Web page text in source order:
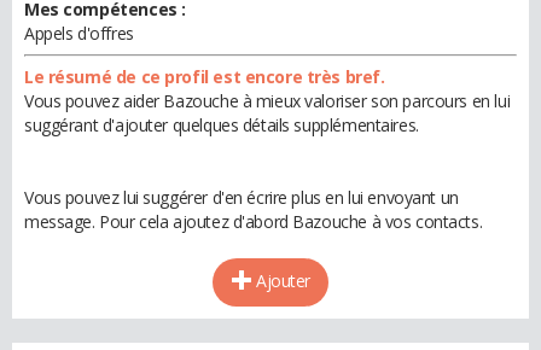
Mes compétences :
Appels d'offres
Le résumé de ce profil est encore très bref.
Vous pouvez aider Bazouche à mieux valoriser son parcours en lui
suggérant d'ajouter quelques détails supplémentaires.
Vous pouvez lui suggérer d'en écrire plus en lui envoyant un
message. Pour cela ajoutez d'abord Bazouche à vos contacts.
Ajouter